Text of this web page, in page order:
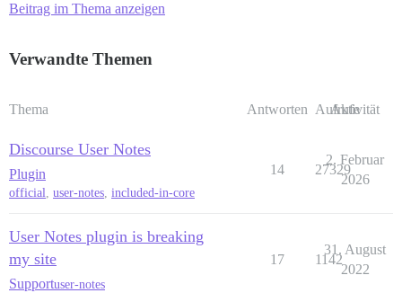
Beitrag im Thema anzeigen
Verwandte Themen
Thema Antworten Aufrufe
Aktivität
Discourse User Notes
Plugin
official, user-notes, included-in-core
14 27329
2. Februar
2026
User Notes plugin is breaking
my site
Supportuser-notes
17 1142
31. August
2022